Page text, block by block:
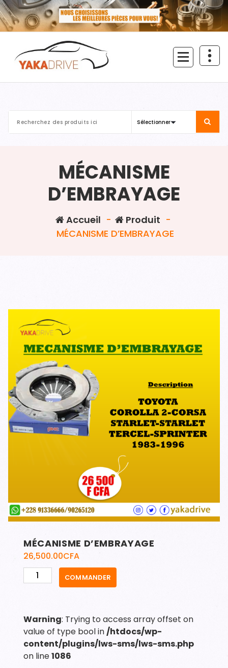
Aller
au
contenu
MÉCANISME
D’EMBRAYAGE
Accueil - Produit -
MÉCANISME D’EMBRAYAGE
MÉCANISME D’EMBRAYAGE
26,500.00CFA
quantité
de
COMMANDER
Warning: Trying to access array offset on
value of type bool in/htdocs/wp-
content/plugins/lws-sms/lws-sms.php
on line1086